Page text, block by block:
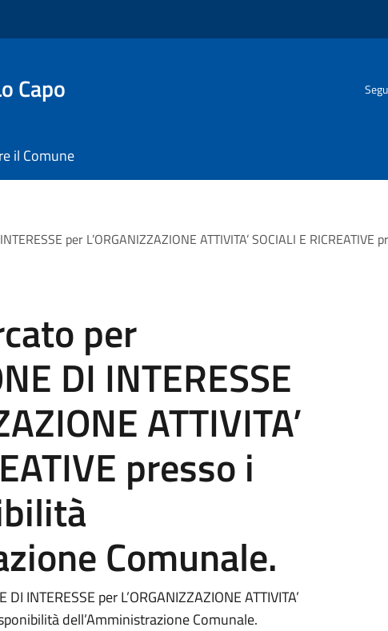
Capo
il Comune
per L’ORGANIZZAZIONE ATTIVITA’ SOCIALI E
per
DI INTERESSE
ATTIVITA’
presso i
Comunale.
INTERESSE per L’ORGANIZZAZIONE ATTIVITA’
dell’Amministrazione Comunale.